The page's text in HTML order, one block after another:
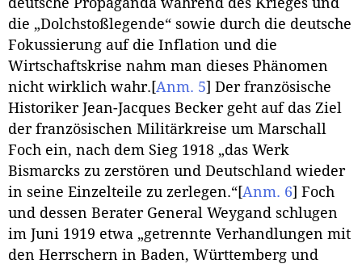
deutsche Propaganda während des Krieges und
die „Dolchstoßlegende“ sowie durch die deutsche
Fokussierung auf die Inflation und die
Wirtschaftskrise nahm man dieses Phänomen
nicht wirklich wahr. [Anm. 5] Der französische
Historiker Jean-Jacques Becker geht auf das Ziel
der französischen Militärkreise um Marschall
Foch ein, nach dem Sieg 1918 „das Werk
Bismarcks zu zerstören und Deutschland wieder
in seine Einzelteile zu zerlegen.“[Anm. 6] Foch
und dessen Berater General Weygand schlugen
im Juni 1919 etwa „getrennte Verhandlungen mit
den Herrschern in Baden, Württemberg und